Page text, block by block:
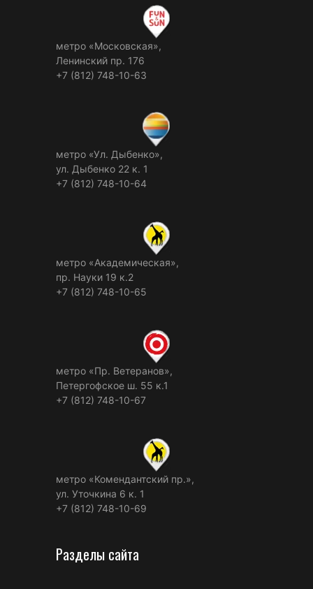
метро «Московская»,
Ленинский пр. 176
+7 (812) 748-10-63
метро «Ул. Дыбенко»,
ул. Дыбенко 22 к. 1
+7 (812) 748-10-64
метро «Академическая»,
пр. Науки 19 к.2
+7 (812) 748-10-65
метро «Пр. Ветеранов»,
Петергофское ш. 55 к.1
+7 (812) 748-10-67
метро «Комендантский пр.»,
ул. Уточкина 6 к. 1
+7 (812) 748-10-69
Разделы сайта